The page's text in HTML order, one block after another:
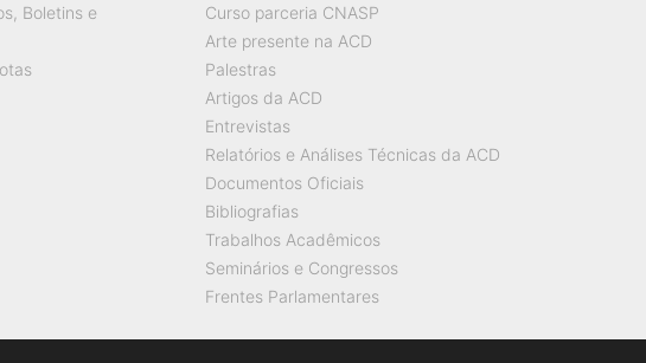
Boletins e
Curso parceria CNASP
Arte presente na ACD
Palestras
Artigos da ACD
Entrevistas
Relatórios e Análises Técnicas da ACD
Documentos Oficiais
Bibliografias
Trabalhos Acadêmicos
Seminários e Congressos
Frentes Parlamentares